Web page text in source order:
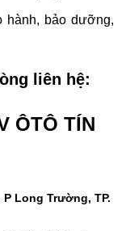
hành, bảo dưỡng,
liên hệ:
ÔTÔ TÍN
Long Trường, TP.